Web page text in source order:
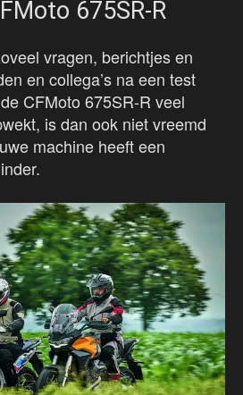
675SR-R
vragen, berichtjes en
en collega’s na een test
CFMoto 675SR-R veel
is dan ook niet vreemd
machine heeft een